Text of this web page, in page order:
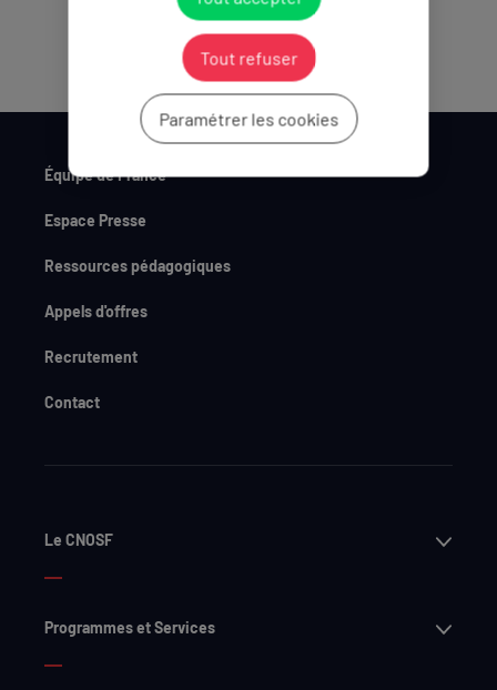
Équipe de France
Espace Presse
Ressources pédagogiques
Appels d'offres
Recrutement
Contact
Le CNOSF
Programmes et Services
Tout refuser
Paramétrer les cookies